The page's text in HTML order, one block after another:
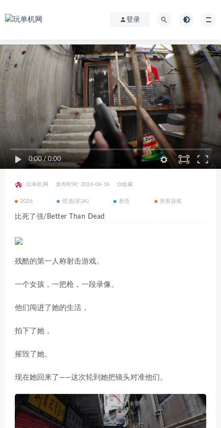
登录
0:00/0:00
玩单机网 发布时间: 2026-06-16 收藏
2026 优选(非3A) 射击 所有游戏
比死了强/Better Than Dead
残酷的第一人称射击游戏。
一个女孩，一把枪，一段录像。
他们闯进了她的生活，
拍下了她，
摧毁了她。
现在她回来了——这次轮到她把镜头对准他们。